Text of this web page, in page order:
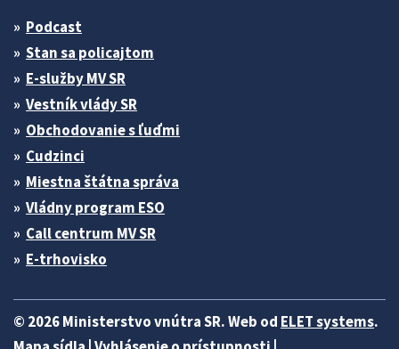
Podcast
Stan sa policajtom
E-služby MV SR
Vestník vlády SR
Obchodovanie s ľuďmi
Cudzinci
Miestna štátna správa
Vládny program ESO
Call centrum MV SR
E-trhovisko
© 2026 Ministerstvo vnútra SR. Web od ELET systems.